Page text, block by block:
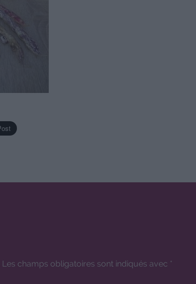
Les champs obligatoires sont indiqués avec *